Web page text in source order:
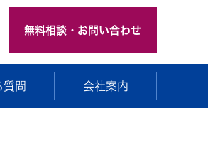
無料相談・お問い合わせ
質問 会社案内